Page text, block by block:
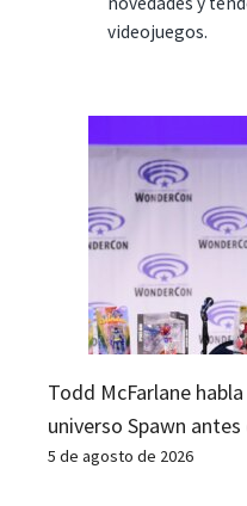
videojuegos.
Todd McFarlane
universo Spawn
5 de agosto de 2026